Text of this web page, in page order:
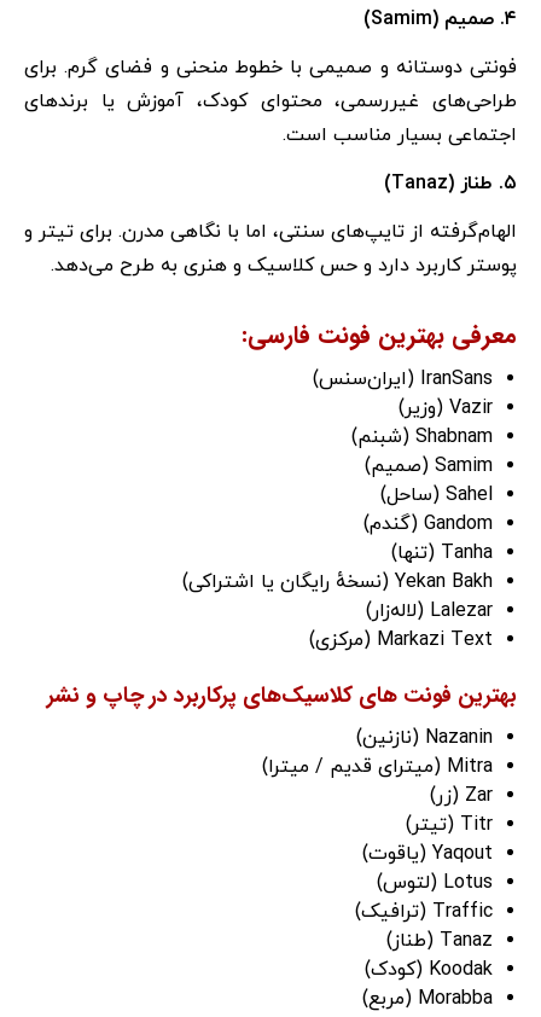
۴. صمیم (Samim)
فونتی دوستانه و صمیمی با خطوط منحنی و فضای گرم. برای
طراحی‌های غیررسمی، محتوای کودک، آموزش یا برندهای
اجتماعی بسیار مناسب است.
۵. طناز (Tanaz)
الهام‌گرفته از تایپ‌های سنتی، اما با نگاهی مدرن. برای تیتر و
پوستر کاربرد دارد و حس کلاسیک و هنری به طرح می‌دهد.
معرفی بهترین فونت فارسی:
IranSans (ایران‌سنس)
Vazir (وزیر)
Shabnam (شبنم)
Samim (صمیم)
Sahel (ساحل)
Gandom (گندم)
Tanha (تنها)
Yekan Bakh (نسخهٔ رایگان یا اشتراکی)
Lalezar (لاله‌زار)
Markazi Text (مرکزی)
بهترین فونت های کلاسیک‌های پرکاربرد در چاپ و نشر
Nazanin (نازنین)
Mitra (میترای قدیم / میترا)
Zar (زر)
Titr (تیتر)
Yaqout (یاقوت)
Lotus (لتوس)
Traffic (ترافیک)
Tanaz (طناز)
Koodak (کودک)
Morabba (مربع)